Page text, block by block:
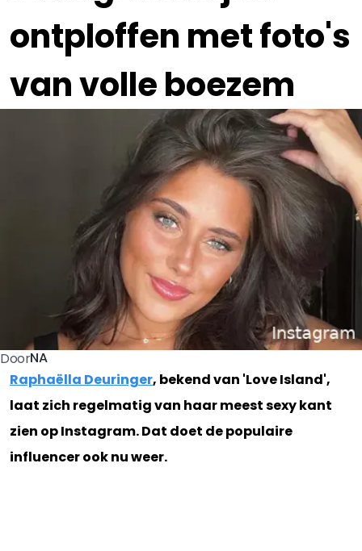
ontploffen met foto's
van volle boezem
DoorNA
Raphaëlla Deuringer, bekend van 'Love Island',
laat zich regelmatig van haar meest sexy kant
zien op Instagram. Dat doet de populaire
influencer ook nu weer.